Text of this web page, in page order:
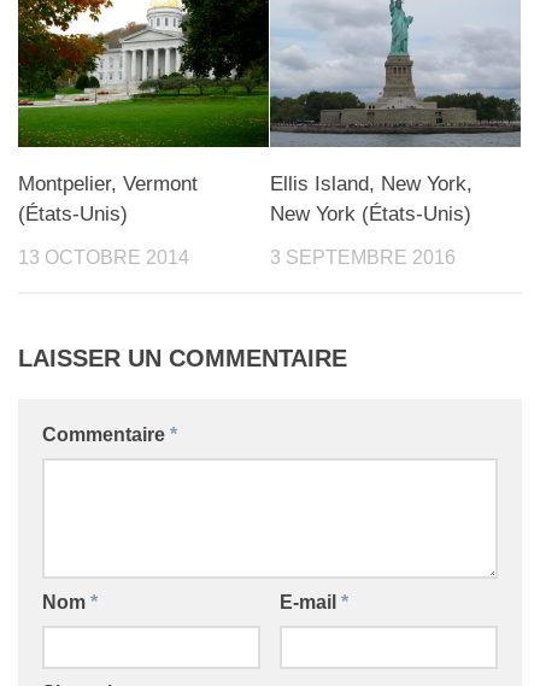
Montpelier, Vermont
(États-Unis)
13 OCTOBRE 2014
Ellis Island, New York,
New York (États-Unis)
3 SEPTEMBRE 2016
LAISSER UN COMMENTAIRE
Commentaire *
Nom * E-mail *